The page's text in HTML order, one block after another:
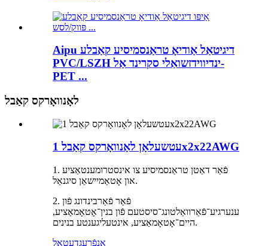
Aipu דיגיטאַל אַודיאָ טראַנסמיסיע קאַבלע
PVC/LSZH ינדיווידזשואַלי סקרינד אַל-
PET ...
לאָנוואָרקס קאַבל
עטשעלאָן לאָנוואָרקס קאַבל 1x2x22AWG
1. פֿאַר דאַטן טראַנסמיסיע צו אינסטרומענטאַציע
און אָטאַמיישאַן סיגנאַל.
2. פֿאַר פֿאַרבינדונג פֿון
ענערגיע־פֿאַרוואַלטונג־סיסטעם פֿון בנין־אָטאָמאַציע,
היים־אָטאָמאַציע, אינטעליגענטע בנינים.
אָנפֿרעגדעטאַל